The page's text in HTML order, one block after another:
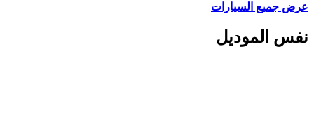
عرض جميع السيارات
نفس الموديل